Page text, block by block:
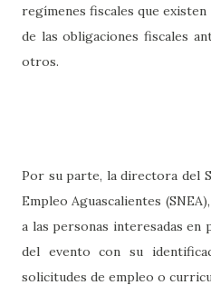
regímenes fiscales que
de las obligaciones fiscales
otros.
Por su parte, la directora del
Empleo Aguascalientes
a las personas interesadas en
del evento con su
solicitudes de empleo o